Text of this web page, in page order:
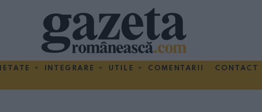
INTEGRARE UTILE COMENTARII CONTACT